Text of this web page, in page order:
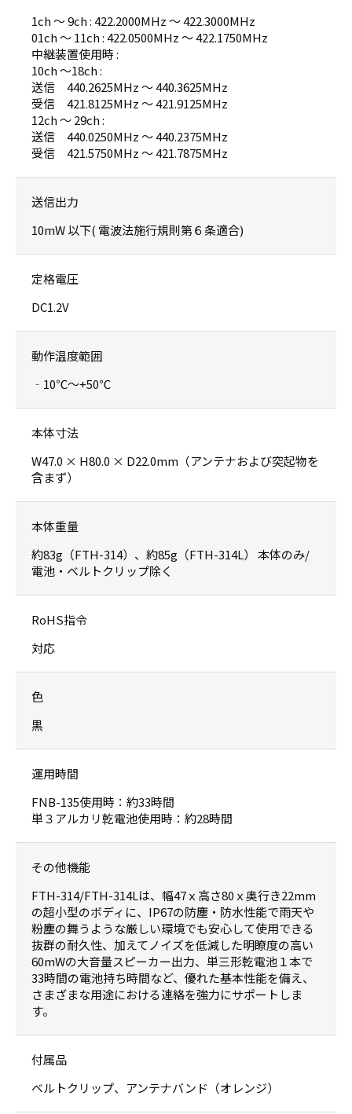
1ch 〜 9ch : 422.2000MHz 〜 422.3000MHz
01ch 〜 11ch : 422.0500MHz 〜 422.1750MHz
中継装置使用時 :
10ch 〜18ch :
送信 440.2625MHz 〜 440.3625MHz
受信 421.8125MHz 〜 421.9125MHz
12ch 〜 29ch :
送信 440.0250MHz 〜 440.2375MHz
受信 421.5750MHz 〜 421.7875MHz
送信出力
10mW 以下( 電波法施行規則第６条適合)
定格電圧
DC1.2V
動作温度範囲
‐10℃〜+50℃
本体寸法
W47.0 × H80.0 × D22.0mm（アンテナおよび突起物を
含まず）
本体重量
約83g（FTH-314）、約85g（FTH-314L） 本体のみ/
電池・ベルトクリップ除く
RoHS指令
対応
色
黒
運用時間
FNB-135使用時：約33時間
単３アルカリ乾電池使用時：約28時間
その他機能
FTH-314/FTH-314Lは、幅47ｘ高さ80ｘ奥行き22mm
の超小型のボディに、IP67の防塵・防水性能で雨天や
粉塵の舞うような厳しい環境でも安心して使用できる
抜群の耐久性、加えてノイズを低減した明瞭度の高い
60mWの大音量スピーカー出力、単三形乾電池１本で
33時間の電池持ち時間など、優れた基本性能を備え、
さまざまな用途における連絡を強力にサポートしま
す。
付属品
ベルトクリップ、アンテナバンド（オレンジ）